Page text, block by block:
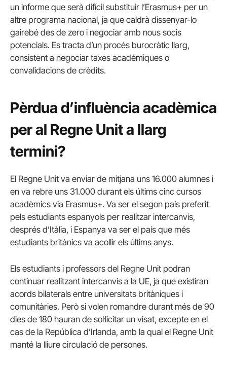
un informe que serà difícil substituir l’Erasmus+ per un
altre programa nacional, ja que caldrà dissenyar-lo
gairebé des de zero i negociar amb nous socis
potencials. Es tracta d’un procés burocràtic llarg,
consistent a negociar taxes acadèmiques o
convalidacions de crèdits.
Pèrdua d’influència acadèmica
per al Regne Unit a llarg
termini?
El Regne Unit va enviar de mitjana uns 16.000 alumnes i
en va rebre uns 31.000 durant els últims cinc cursos
acadèmics via Erasmus+. Va ser el segon país preferit
pels estudiants espanyols per realitzar intercanvis,
després d’Itàlia, i Espanya va ser el país que més
estudiants britànics va acollir els últims anys.
Els estudiants i professors del Regne Unit podran
continuar realitzant intercanvis a la UE, ja que existiran
acords bilaterals entre universitats britàniques i
comunitàries. Però si volen romandre durant més de 90
dies de 180 hauran de sol·licitar un visat, excepte en el
cas de la República d’Irlanda, amb la qual el Regne Unit
manté la lliure circulació de persones.